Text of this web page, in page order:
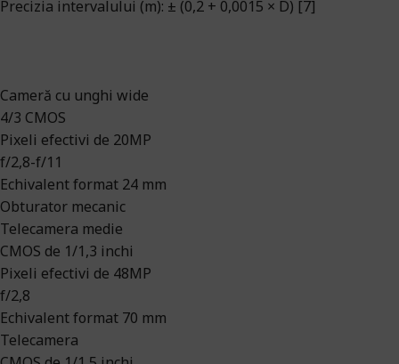
Precizia intervalului (m): ± (0,2 + 0,0015 × D) [7]
Cameră cu unghi wide
4/3 CMOS
Pixeli efectivi de 20MP
f/2,8-f/11
Echivalent format 24 mm
Obturator mecanic
Telecamera medie
CMOS de 1/1,3 inchi
Pixeli efectivi de 48MP
f/2,8
Echivalent format 70 mm
Telecamera